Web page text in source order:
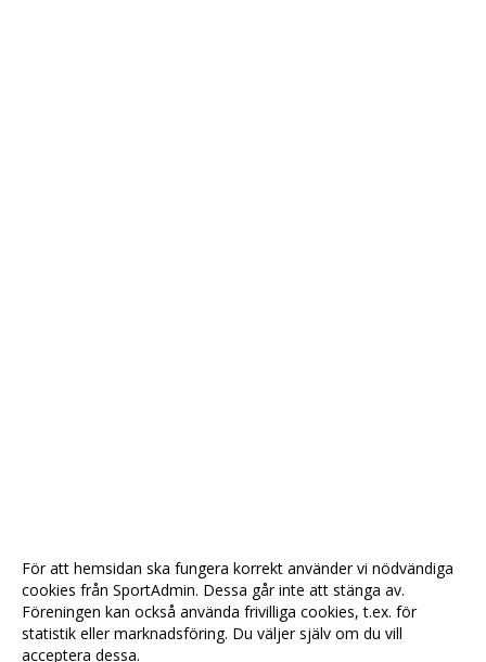
För att hemsidan ska fungera korrekt använder vi nödvändiga
cookies från SportAdmin. Dessa går inte att stänga av.
Föreningen kan också använda frivilliga cookies, t.ex. för
statistik eller marknadsföring. Du väljer själv om du vill
acceptera dessa.